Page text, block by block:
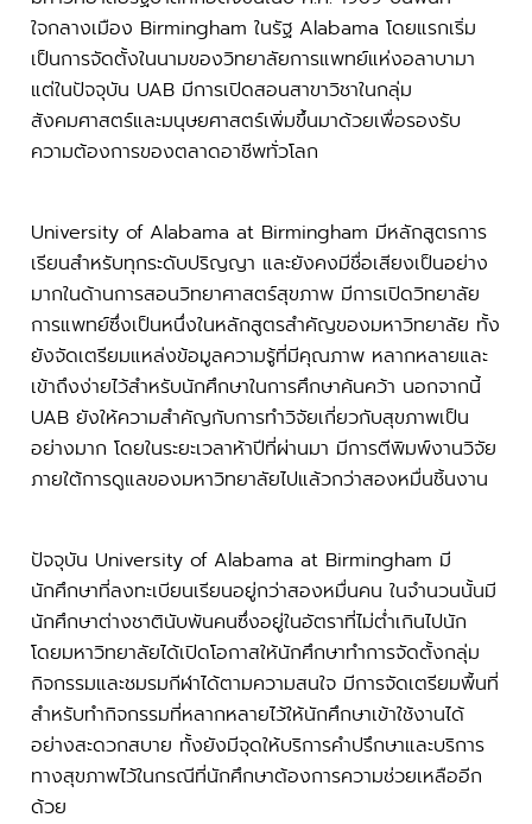
ใจกลางเมือง Birmingham ในรัฐ Alabama โดยแรกเริ่ม
เป็นการจัดตั้งในนามของวิทยาลัยการแพทย์แห่งอลาบามา
แต่ในปัจจุบัน UAB มีการเปิดสอนสาขาวิชาในกลุ่ม
สังคมศาสตร์และมนุษยศาสตร์เพิ่มขึ้นมาด้วยเพื่อรองรับ
ความต้องการของตลาดอาชีพทั่วโลก
University of Alabama at Birmingham มีหลักสูตรการ
เรียนสำหรับทุกระดับปริญญา และยังคงมีชื่อเสียงเป็นอย่าง
มากในด้านการสอนวิทยาศาสตร์สุขภาพ มีการเปิดวิทยาลัย
การแพทย์ซึ่งเป็นหนึ่งในหลักสูตรสำคัญของมหาวิทยาลัย ทั้ง
ยังจัดเตรียมแหล่งข้อมูลความรู้ที่มีคุณภาพ หลากหลายและ
เข้าถึงง่ายไว้สำหรับนักศึกษาในการศึกษาค้นคว้า นอกจากนี้
UAB ยังให้ความสำคัญกับการทำวิจัยเกี่ยวกับสุขภาพเป็น
อย่างมาก โดยในระยะเวลาห้าปีที่ผ่านมา มีการตีพิมพ์งานวิจัย
ภายใต้การดูแลของมหาวิทยาลัยไปแล้วกว่าสองหมื่นชิ้นงาน
ปัจจุบัน University of Alabama at Birmingham มี
นักศึกษาที่ลงทะเบียนเรียนอยู่กว่าสองหมื่นคน ในจำนวนนั้นมี
นักศึกษาต่างชาตินับพันคนซึ่งอยู่ในอัตราที่ไม่ต่ำเกินไปนัก
โดยมหาวิทยาลัยได้เปิดโอกาสให้นักศึกษาทำการจัดตั้งกลุ่ม
กิจกรรมและชมรมกีฬาได้ตามความสนใจ มีการจัดเตรียมพื้นที่
สำหรับทำกิจกรรมที่หลากหลายไว้ให้นักศึกษาเข้าใช้งานได้
อย่างสะดวกสบาย ทั้งยังมีจุดให้บริการคำปรึกษาและบริการ
ทางสุขภาพไว้ในกรณีที่นักศึกษาต้องการความช่วยเหลืออีก
ด้วย